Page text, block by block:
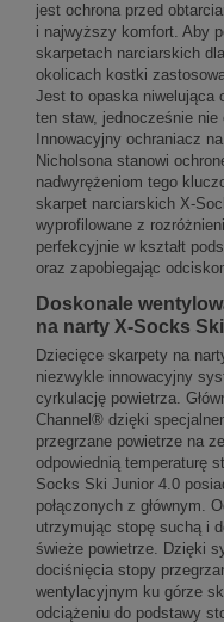
jest ochrona przed
i najwyższy komfort. Aby
skarpetach narciarskich
okolicach kostki
Jest to opaska niwelująca
ten staw, jednocześnie nie
Innowacyjny ochraniacz
Nicholsona stanowi
nadwyrężeniom tego
skarpet narciarskich X-
wyprofilowane z
perfekcyjnie w kształt
oraz zapobiegając
Doskonale
na narty X-Socks
Dziecięce skarpety na
niezwykle innowacyjny
cyrkulację powietrza.
Channel® dzięki
przegrzane powietrze na
odpowiednią temperaturę
Socks Ski Junior 4.0
połączonych z głównym.
utrzymując stopę suchą i
świeże powietrze. Dzięki
dociśnięcia stopy
wentylacyjnym ku górze
odciążeniu do podstawy